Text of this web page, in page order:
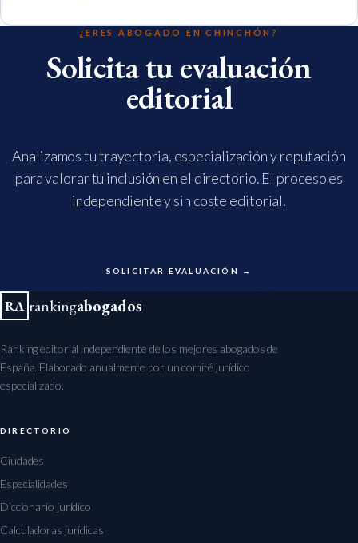
¿ERES ABOGADO EN CHINCHÓN?
Solicita tu evaluación
editorial
Analizamos tu trayectoria, especialización y reputación
para valorar tu inclusión en el directorio. El proceso es
independiente y sin coste editorial.
SOLICITAR EVALUACIÓN →
RA rankingabogados
Ranking editorial independiente de los mejores abogados de
España. Elaborado anualmente por un comité jurídico
especializado.
DIRECTORIO
Ciudades
Especialidades
Diccionario jurídico
Calculadoras jurídicas